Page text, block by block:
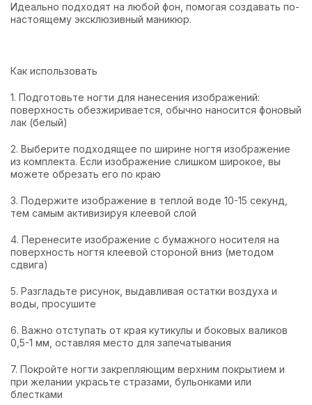
Идеально подходят на любой фон, помогая создавать по-
настоящему эксклюзивный маникюр.
Как использовать
1. Подготовьте ногти для нанесения изображений:
поверхность обезжиривается, обычно наносится фоновый
лак (белый)
2. Выберите подходящее по ширине ногтя изображение
из комплекта. Если изображение слишком широкое, вы
можете обрезать его по краю
3. Подержите изображение в теплой воде 10-15 секунд,
тем самым активизируя клеевой слой
4. Перенесите изображение с бумажного носителя на
поверхность ногтя клеевой стороной вниз (методом
сдвига)
5. Разгладьте рисунок, выдавливая остатки воздуха и
воды, просушите
6. Важно отступать от края кутикулы и боковых валиков
0,5-1 мм, оставляя место для запечатывания
7. Покройте ногти закрепляющим верхним покрытием и
при желании украсьте стразами, бульонками или
блестками